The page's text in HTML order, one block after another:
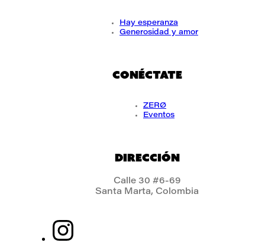
Hay esperanza
Generosidad y amor
CONÉCTATE
ZERØ
Eventos
DIRECCIÓN
Calle 30 #6-69
Santa Marta, Colombia